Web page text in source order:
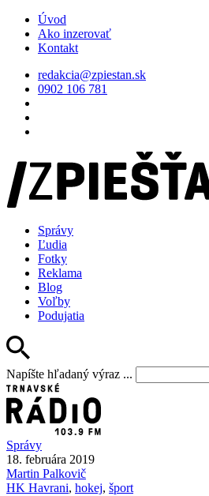
Úvod
Ako inzerovať
Kontakt
redakcia@zpiestan.sk
0902 106 781
Správy
Ľudia
Fotky
Reklama
Blog
Voľby
Podujatia
Napíšte hľadaný výraz ...
Správy
18. februára 2019
Martin Palkovič
HK Havrani, hokej, šport